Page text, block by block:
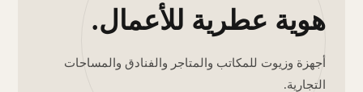
هوية عطرية للأعمال.
أجهزة وزيوت للمكاتب والمتاجر والفنادق والمساحات
التجارية.